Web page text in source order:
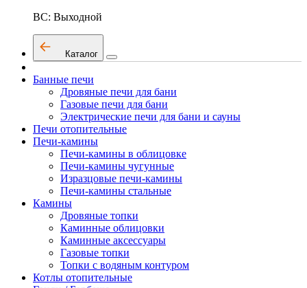
ВС: Выходной
Каталог
Банные печи
Дровяные печи для бани
Газовые печи для бани
Электрические печи для бани и сауны
Печи отопительные
Печи-камины
Печи-камины в облицовке
Печи-камины чугунные
Изразцовые печи-камины
Печи-камины стальные
Камины
Дровяные топки
Каминные облицовки
Каминные аксессуары
Газовые топки
Топки с водяным контуром
Котлы отопительные